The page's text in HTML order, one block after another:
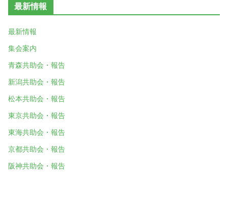
最新情報
最新情報
集会案内
青森共助会・報告
新潟共助会・報告
松本共助会・報告
東京共助会・報告
東海共助会・報告
京都共助会・報告
阪神共助会・報告